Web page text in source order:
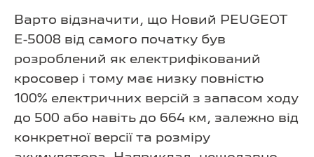
Варто відзначити, що Новий PEUGEOT
E-5008 від самого початку був
розроблений як електрифікований
кросовер і тому має низку повністю
100% електричних версій з запасом ходу
до 500 або навіть до 664 км, залежно від
конкретної версії та розміру